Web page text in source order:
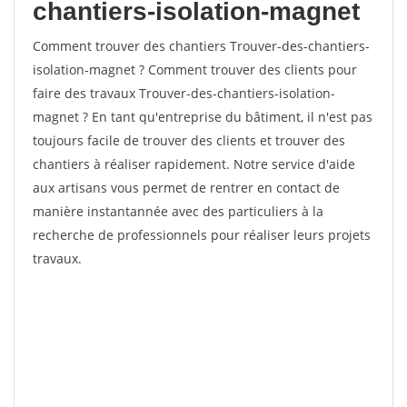
chantiers-isolation-magnet
Comment trouver des chantiers Trouver-des-chantiers-
isolation-magnet ? Comment trouver des clients pour
faire des travaux Trouver-des-chantiers-isolation-
magnet ? En tant qu'entreprise du bâtiment, il n'est pas
toujours facile de trouver des clients et trouver des
chantiers à réaliser rapidement. Notre service d'aide
aux artisans vous permet de rentrer en contact de
manière instantannée avec des particuliers à la
recherche de professionnels pour réaliser leurs projets
travaux.